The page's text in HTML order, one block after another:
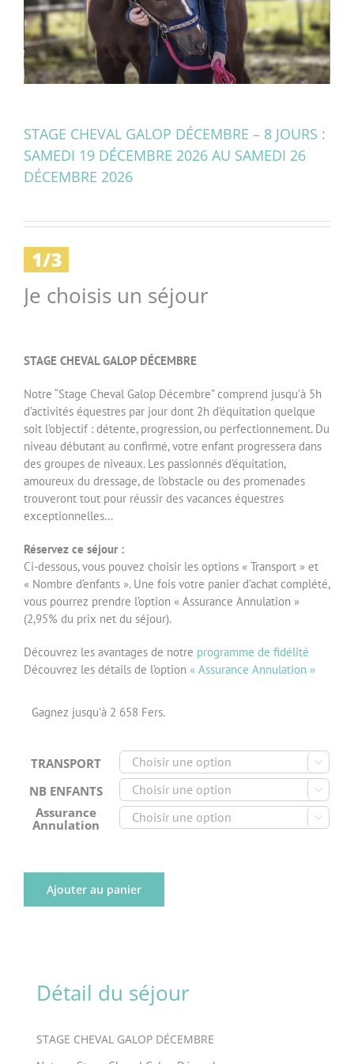
STAGE CHEVAL GALOP DÉCEMBRE – 8 JOURS :
SAMEDI 19 DÉCEMBRE 2026 AU SAMEDI 26
DÉCEMBRE 2026
Je choisis un séjour
STAGE CHEVAL GALOP DÉCEMBRE
Notre “Stage Cheval Galop Décembre” comprend jusqu’à 5h
d’activités équestres par jour dont 2h d’équitation quelque
soit l’objectif : détente, progression, ou perfectionnement. Du
niveau débutant au confirmé, votre enfant progressera dans
des groupes de niveaux. Les passionnés d’équitation,
amoureux du dressage, de l’obstacle ou des promenades
trouveront tout pour réussir des vacances équestres
exceptionnelles…
Réservez ce séjour :
Ci-dessous, vous pouvez choisir les options « Transport » et
« Nombre d’enfants ». Une fois votre panier d’achat complété,
vous pourrez prendre l’option « Assurance Annulation »
(2,95% du prix net du séjour).
Découvrez les avantages de notre programme de fidélité
Découvrez les détails de l’option « Assurance Annulation »
Gagnez jusqu'à 2 658 Fers.
TRANSPORT 
NB ENFANTS 
Assurance
Annulation

Ajouter au panier
Détail du séjour
STAGE CHEVAL GALOP DÉCEMBRE